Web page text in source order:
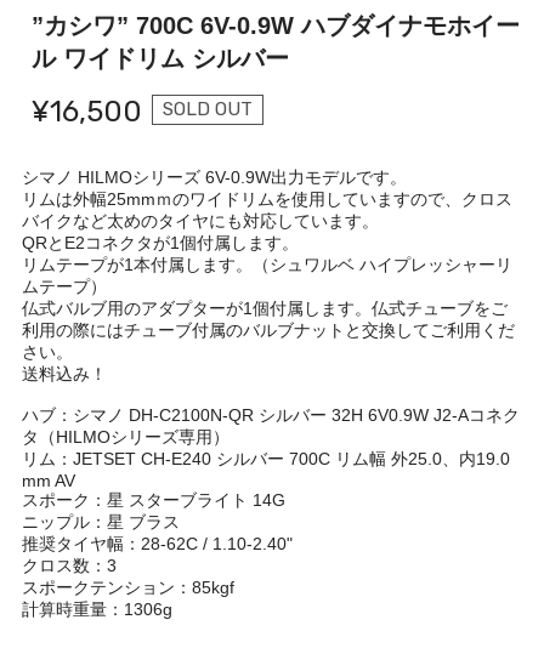
”カシワ” 700C 6V-0.9W ハブダイナモホイー
ル ワイドリム シルバー
¥16,500 SOLD OUT
シマノ HILMOシリーズ 6V-0.9W出力モデルです。
リムは外幅25mmｍのワイドリムを使用していますので、クロス
バイクなど太めのタイヤにも対応しています。
QRとE2コネクタが1個付属します。
リムテープが1本付属します。（シュワルベ ハイプレッシャーリ
ムテープ）
仏式バルブ用のアダプターが1個付属します。仏式チューブをご
利用の際にはチューブ付属のバルブナットと交換してご利用くだ
さい。
送料込み！
ハブ：シマノ DH-C2100N-QR シルバー 32H 6V0.9W J2-Aコネク
タ（HILMOシリーズ専用）
リム：JETSET CH-E240 シルバー 700C リム幅 外25.0、内19.0
mm AV
スポーク：星 スターブライト 14G
ニップル：星 ブラス
推奨タイヤ幅：28-62C / 1.10-2.40"
クロス数：3
スポークテンション：85kgf
計算時重量：1306g